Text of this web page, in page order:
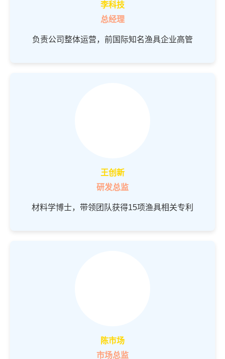
李科技
总经理
负责公司整体运营，前国际知名渔具企业高管
王创新
研发总监
材料学博士，带领团队获得15项渔具相关专利
陈市场
市场总监